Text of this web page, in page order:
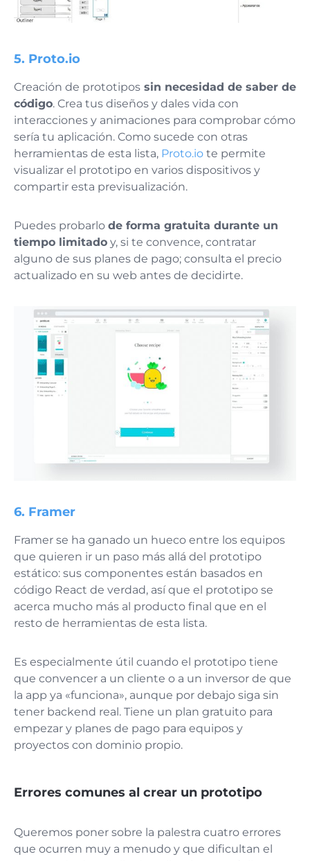
5. Proto.io
Creación de prototipos sin necesidad de saber de
código. Crea tus diseños y dales vida con
interacciones y animaciones para comprobar cómo
sería tu aplicación. Como sucede con otras
herramientas de esta lista, Proto.io te permite
visualizar el prototipo en varios dispositivos y
compartir esta previsualización.
Puedes probarlo de forma gratuita durante un
tiempo limitado y, si te convence, contratar
alguno de sus planes de pago; consulta el precio
actualizado en su web antes de decidirte.
6. Framer
Framer se ha ganado un hueco entre los equipos
que quieren ir un paso más allá del prototipo
estático: sus componentes están basados en
código React de verdad, así que el prototipo se
acerca mucho más al producto final que en el
resto de herramientas de esta lista.
Es especialmente útil cuando el prototipo tiene
que convencer a un cliente o a un inversor de que
la app ya «funciona», aunque por debajo siga sin
tener backend real. Tiene un plan gratuito para
empezar y planes de pago para equipos y
proyectos con dominio propio.
Errores comunes al crear un prototipo
Queremos poner sobre la palestra cuatro errores
que ocurren muy a menudo y que dificultan el